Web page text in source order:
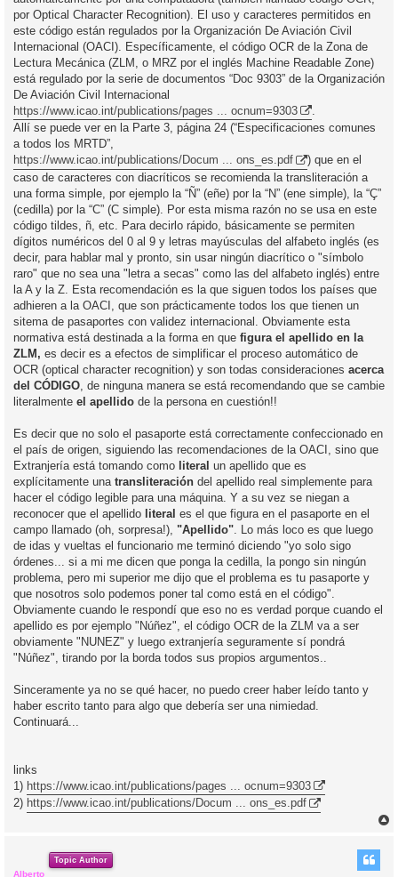
por Optical Character Recognition). El uso y caracteres permitidos en
este código están regulados por la Organización De Aviación Civil
Internacional (OACI). Específicamente, el código OCR de la Zona de
Lectura Mecánica (ZLM, o MRZ por el inglés Machine Readable Zone)
está regulado por la serie de documentos “Doc 9303” de la Organización
De Aviación Civil Internacional
https://www.icao.int/publications/pages ... ocnum=9303
Allí se puede ver en la Parte 3, página 24 (“Especificaciones comunes
a todos los MRTD”,
https://www.icao.int/publications/Docum ... ons_es.pdf
) que en el
caso de caracteres con diacríticos se recomienda la transliteración a
una forma simple, por ejemplo la “Ñ” (eñe) por la “N” (ene simple), la “Ç”
(cedilla) por la “C” (C simple). Por esta misma razón no se usa en este
código tildes, ñ, etc. Para decirlo rápido, básicamente se permiten
dígitos numéricos del 0 al 9 y letras mayúsculas del alfabeto inglés (es
decir, para hablar mal y pronto, sin usar ningún diacrítico o "símbolo
raro" que no sea una "letra a secas" como las del alfabeto inglés) entre
la A y la Z. Esta recomendación es la que siguen todos los países que
adhieren a la OACI, que son prácticamente todos los que tienen un
sitema de pasaportes con validez internacional. Obviamente esta
normativa está destinada a la forma en que figura el apellido en la
ZLM, es decir es a efectos de simplificar el proceso automático de
OCR (optical character recognition) y son todas consideraciones acerca
del CÓDIGO , de ninguna manera se está recomendando que se cambie
literalmente el apellido de la persona en cuestión!!
Es decir que no solo el pasaporte está correctamente confeccionado en
el país de origen, siguiendo las recomendaciones de la OACI, sino que
Extranjería está tomando como literal un apellido que es
explícitamente una transliteración del apellido real simplemente para
hacer el código legible para una máquina. Y a su vez se niegan a
reconocer que el apellido literal es el que figura en el pasaporte en el
campo llamado (oh, sorpresa!), "Apellido" . Lo más loco es que luego
de idas y vueltas el funcionario me terminó diciendo "yo solo sigo
órdenes... si a mi me dicen que ponga la cedilla, la pongo sin ningún
problema, pero mi superior me dijo que el problema es tu pasaporte y
que nosotros solo podemos poner tal como está en el código".
Obviamente cuando le respondí que eso no es verdad porque cuando el
apellido es por ejemplo "Núñez", el código OCR de la ZLM va a ser
obviamente "NUNEZ" y luego extranjería seguramente sí pondrá
"Núñez", tirando por la borda todos sus propios argumentos..
Sinceramente ya no se qué hacer, no puedo creer haber leído tanto y
haber escrito tanto para algo que debería ser una nimiedad.
Continuará...
links
1) https://www.icao.int/publications/pages ... ocnum=9303
2) https://www.icao.int/publications/Docum ... ons_es.pdf
Topic Author
Alberto